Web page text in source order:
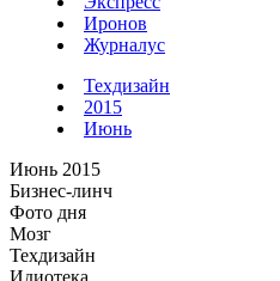
Иронов
Журналус
Техдизайн
2015
Июнь
Июнь 2015
Бизнес-линч
Фото дня
Мозг
Техдизайн
Идиотека